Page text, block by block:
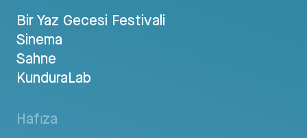
Bir Yaz Gecesi Festivali
Sinema
Sahne
KunduraLab
Hafıza